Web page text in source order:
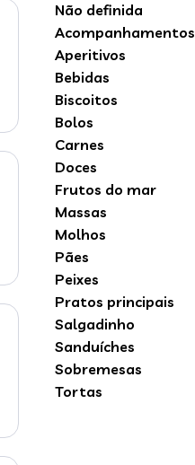
Não definida
Acompanhamentos
Aperitivos
Bebidas
Biscoitos
Bolos
Carnes
Doces
Frutos do mar
Massas
Molhos
Pães
Peixes
Pratos principais
Salgadinho
Sanduíches
Sobremesas
Tortas